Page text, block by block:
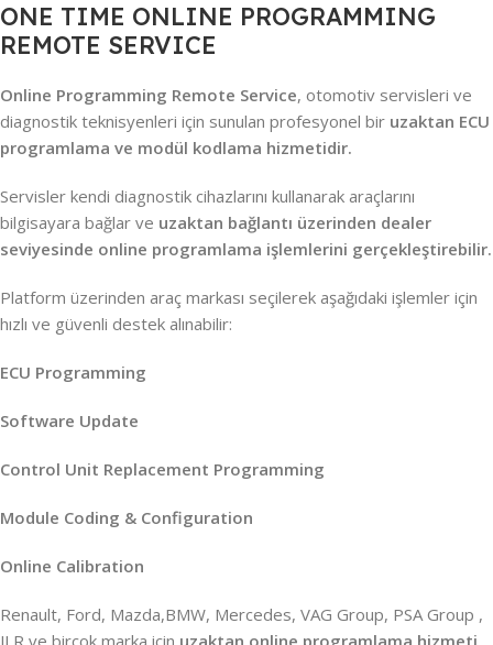
ONE TIME ONLINE PROGRAMMING
REMOTE SERVICE
Online Programming Remote Service, otomotiv servisleri ve
diagnostik teknisyenleri için sunulan profesyonel bir uzaktan ECU
programlama ve modül kodlama hizmetidir.
Servisler kendi diagnostik cihazlarını kullanarak araçlarını
bilgisayara bağlar ve uzaktan bağlantı üzerinden dealer
seviyesinde online programlama işlemlerini gerçekleştirebilir.
Platform üzerinden araç markası seçilerek aşağıdaki işlemler için
hızlı ve güvenli destek alınabilir:
ECU Programming
Software Update
Control Unit Replacement Programming
Module Coding & Configuration
Online Calibration
Renault, Ford, Mazda,BMW, Mercedes, VAG Group, PSA Group ,